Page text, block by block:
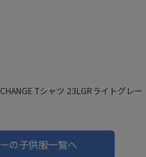
Tシャツ 23LGRライトグレー
の子供服一覧へ